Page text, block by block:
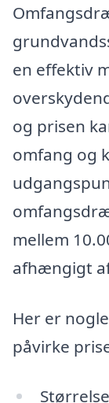
en effektiv
og prisen
omfang og
mellem
afhængigt
Her er
påvirke